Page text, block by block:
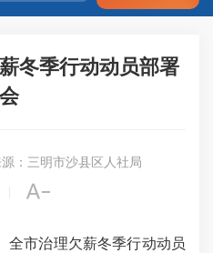
冬季行动动员部署
会
源：三明市沙县区人社局

市治理欠薪冬季行动动员